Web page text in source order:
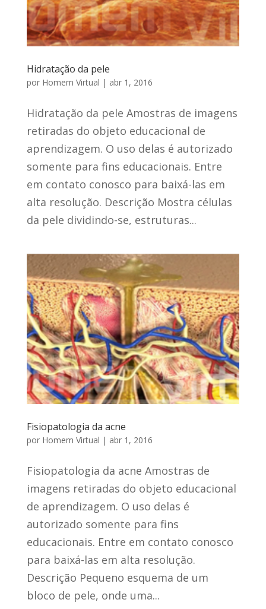
Hidratação da pele
por Homem Virtual | abr 1, 2016
Hidratação da pele Amostras de imagens
retiradas do objeto educacional de
aprendizagem. O uso delas é autorizado
somente para fins educacionais. Entre
em contato conosco para baixá-las em
alta resolução. Descrição Mostra células
da pele dividindo-se, estruturas...
Fisiopatologia da acne
por Homem Virtual | abr 1, 2016
Fisiopatologia da acne Amostras de
imagens retiradas do objeto educacional
de aprendizagem. O uso delas é
autorizado somente para fins
educacionais. Entre em contato conosco
para baixá-las em alta resolução.
Descrição Pequeno esquema de um
bloco de pele, onde uma...